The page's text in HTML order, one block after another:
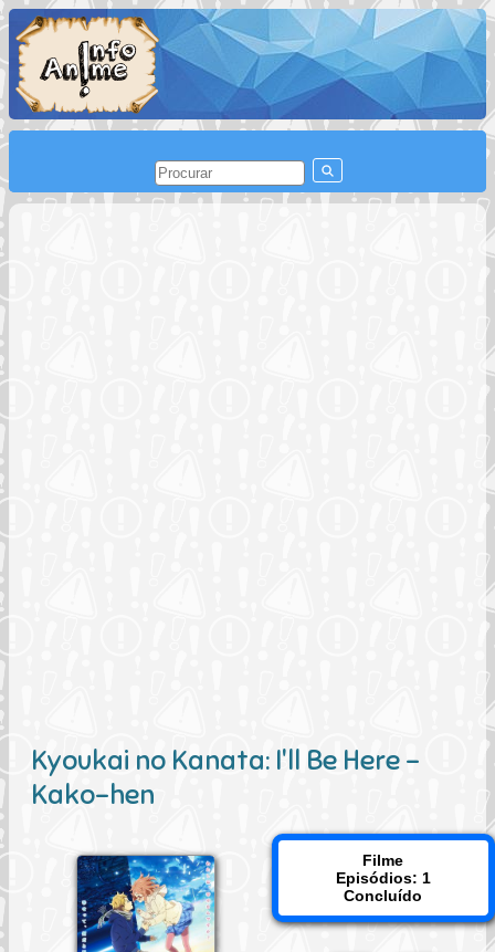
Kyoukai no Kanata: I'll Be Here -
Kako-hen
Filme
Episódios: 1
Concluído